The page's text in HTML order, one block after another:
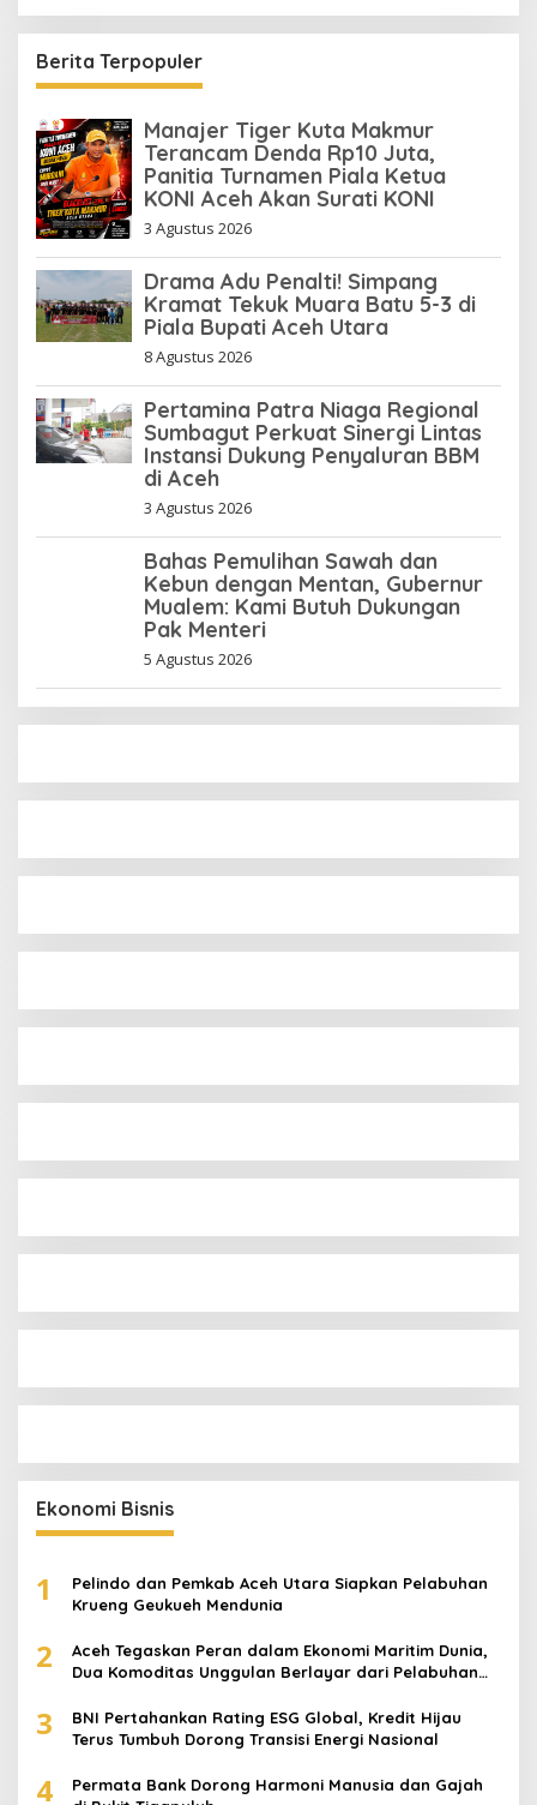
Berita Terpopuler
Manajer Tiger Kuta Makmur
Terancam Denda Rp10 Juta,
Panitia Turnamen Piala Ketua
KONI Aceh Akan Surati KONI
3 Agustus 2026
Drama Adu Penalti! Simpang
Kramat Tekuk Muara Batu 5-3 di
Piala Bupati Aceh Utara
8 Agustus 2026
Pertamina Patra Niaga Regional
Sumbagut Perkuat Sinergi Lintas
Instansi Dukung Penyaluran BBM
di Aceh
3 Agustus 2026
Bahas Pemulihan Sawah dan
Kebun dengan Mentan, Gubernur
Mualem: Kami Butuh Dukungan
Pak Menteri
5 Agustus 2026
Ekonomi Bisnis
1
Pelindo dan Pemkab Aceh Utara Siapkan Pelabuhan
Krueng Geukueh Mendunia
2
Aceh Tegaskan Peran dalam Ekonomi Maritim Dunia,
Dua Komoditas Unggulan Berlayar dari Pelabuhan
3
BNI Pertahankan Rating ESG Global, Kredit Hijau
Terus Tumbuh Dorong Transisi Energi Nasional
4
Permata Bank Dorong Harmoni Manusia dan Gajah